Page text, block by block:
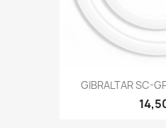
GIBRALTAR SC-